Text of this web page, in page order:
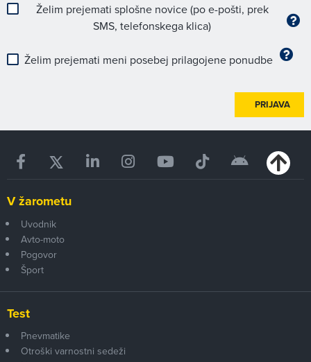
Želim prejemati splošne novice (po e-pošti, prek
SMS, telefonskega klica)
Želim prejemati meni posebej prilagojene ponudbe
PRIJAVA
V žarometu
Uvodnik
Avto-moto
Pogovor
Šport
Test
Pnevmatike
Otroški varnostni sedeži